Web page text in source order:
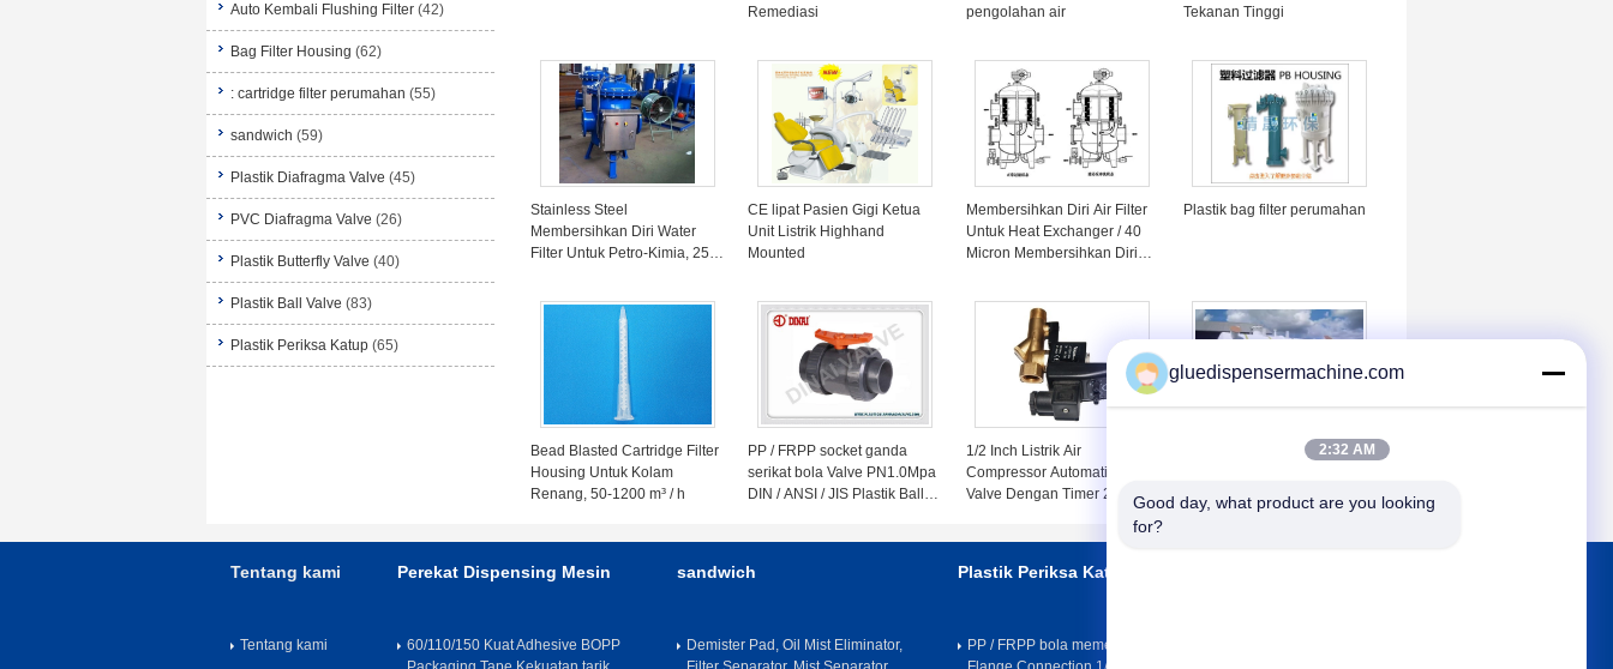
Auto Kembali Flushing Filter (42)
Bag Filter Housing (62)
: cartridge filter perumahan (55)
sandwich (59)
Plastik Diafragma Valve (45)
PVC Diafragma Valve (26)
Plastik Butterfly Valve (40)
Plastik Ball Valve (83)
Plastik Periksa Katup (65)
Remediasi
pengolahan air
Tekanan Tinggi
Stainless Steel
Membersihkan Diri Water
Filter Untuk Petro-Kimia, 25 -
CE lipat Pasien Gigi Ketua
Unit Listrik Highhand
Mounted
Membersihkan Diri Air Filter
Untuk Heat Exchanger / 40
Micron Membersihkan Diri
Plastik bag filter perumahan
Bead Blasted Cartridge Filter
Housing Untuk Kolam
Renang, 50-1200 m³ / h
PP / FRPP socket ganda
serikat bola Valve PN1.0Mpa
DIN / ANSI / JIS Plastik Ball
1/2 Inch Listrik Air
Compressor Automatic Drain
Valve Dengan Timer 2 Posisi
Tentang kami
Tentang kami
Perekat Dispensing Mesin
60/110/150 Kuat Adhesive BOPP
sandwich
Demister Pad, Oil Mist Eliminator,
Plastik Periksa Katup
PP / FRPP bola memeriksa Valve
gluedispensermachine.com
2:32 AM
Good day, what product are you looking
for?